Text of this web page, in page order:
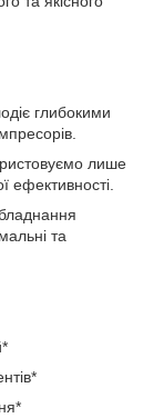
глибокими
лише
ефективності.
та